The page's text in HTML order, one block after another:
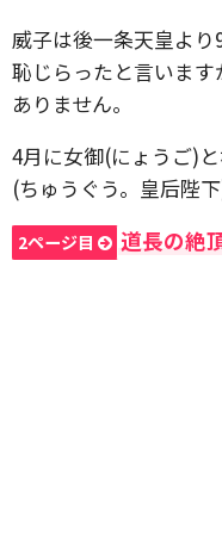
威子は後一条天皇よ
恥じらったと言いま
ありません。
4月に女御(にょうご)
(ちゅうぐう。皇后陛
2ページ目 道長の絶